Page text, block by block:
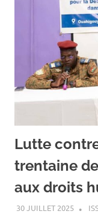
Lutte
trentaine
aux droits
30 JUILLET 2025